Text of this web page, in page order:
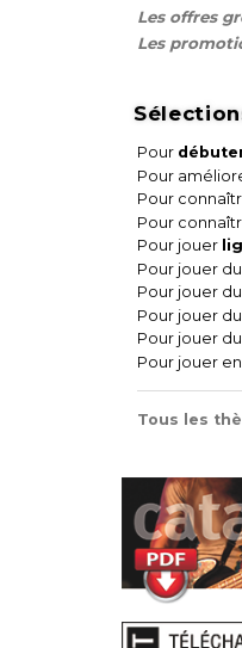
Les offres
Les
Pour
Pour
Pour
Pour
Pour jouer
Pour jouer du
Pour jouer du
Pour jouer du
Pour jouer du
Pour jouer en
Tous les